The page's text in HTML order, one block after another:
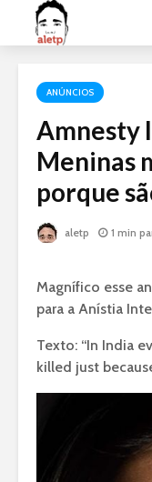
ANÚNCIOS
Amnesty
Meninas
porque
aletp 1 min
Magnífico esse
para a Anístia
Texto: “In India
killed just